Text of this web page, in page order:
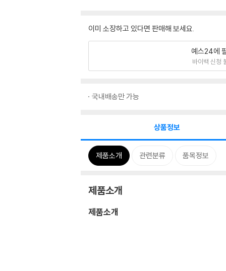
이미 소장하고 있다면 판매해 보세요.
예스24에
바이백 신청
국내배송만 가능
상품정보
제품소개 관련분류 품목정보
제품소개
제품소개